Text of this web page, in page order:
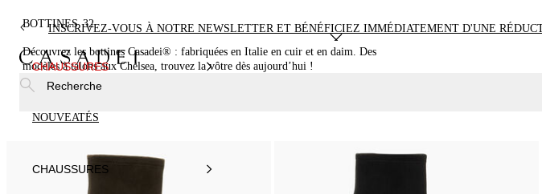
INSCRIVEZ-VOUS À NOTRE NEWSLETTER ET BÉNÉFICIEZ IMMÉDIATEMENT D'UNE
CHAUSSURES
NOUVEATÉS
CHAUSSURES
Recherche
BOTTINES 32
Découvrez les bottines Casadei® : fabriquées en Italie en cuir et en daim. Des
modèles à talons aux Chelsea, trouvez la vôtre dès aujourd’hui !